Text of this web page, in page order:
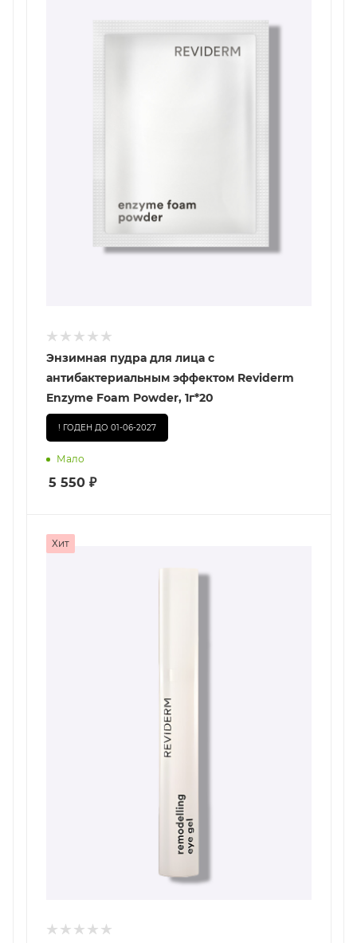
Энзимная пудра для лица с
антибактериальным эффектом Reviderm
Enzyme Foam Powder, 1г*20
! ГОДЕН ДО 01-06-2027
Мало
5 550 ₽
Хит